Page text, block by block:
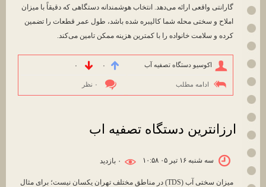
گارانتی واقعی ارائه می‌دهد. انتخاب هوشمندانه دستگاهی که دقیقاً با میزان
املاح و سختی محله شما کالیبره شده باشد، طول عمر قطعات را تضمین
کرده و سلامت خانواده را با کمترین هزینه ممکن تامین می‌کند.
اکوسیو دستگاه تصفیه آب ۰ ۰
ادامه مطلب ۰ نظر
ارزانترین دستگاه تصفیه اب
سه شنبه ۱۶ تیر ۰۵ ۱۰:۵۸ ۰ بازديد
میزان سختی آب (TDS) در مناطق مختلف تهران یکسان نیست؛ برای مثال